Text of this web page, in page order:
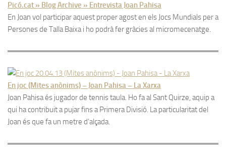
Picó.cat » Blog Archive » Entrevista Joan Pahisa
En Joan vol participar aquest proper agost en els Jocs Mundials per a
Persones de Talla Baixa i ho podrà fer gràcies al micromecenatge.
En joc (Mites anònims) – Joan Pahisa – La Xarxa
Joan Pahisa és jugador de tennis taula. Ho fa al Sant Quirze, aquip a
qui ha contribuit a pujar fins a Primera Divisió. La particularitat del
Joan és que fa un metre d’alçada.